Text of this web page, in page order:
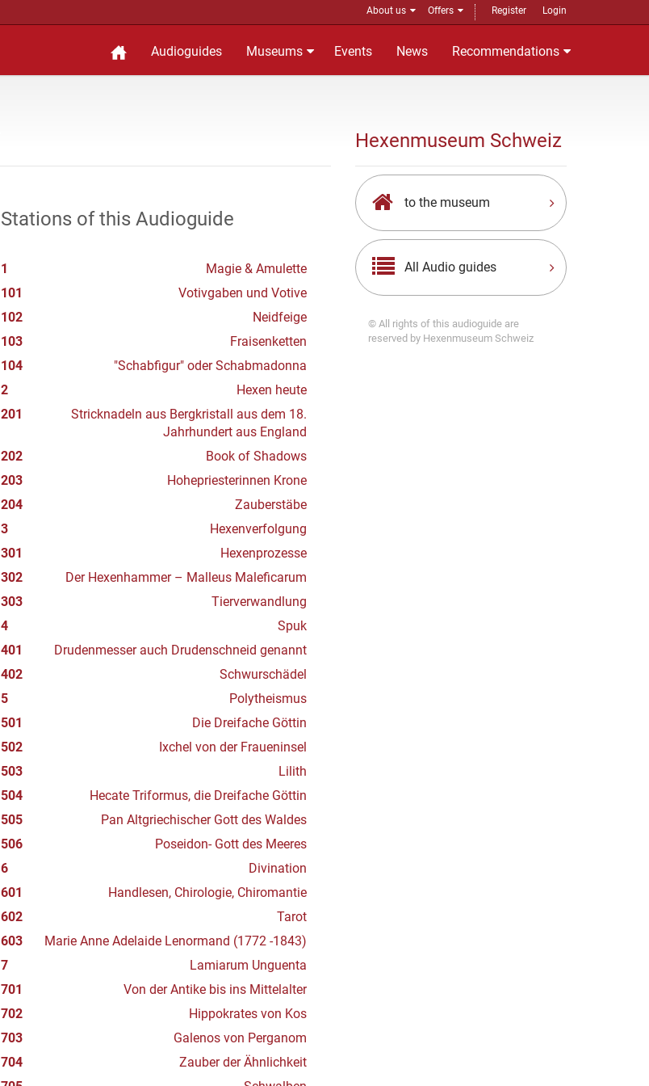
About us Offers Register Login
Audioguides Museums Events News Recommendations
Stations of this Audioguide
1
Magie & Amulette
101
Votivgaben und Votive
102
Neidfeige
103
Fraisenketten
104
"Schabfigur" oder Schabmadonna
2
Hexen heute
201
Stricknadeln aus Bergkristall aus dem 18.
Jahrhundert aus England
202
Book of Shadows
203
Hohepriesterinnen Krone
204
Zauberstäbe
3
Hexenverfolgung
301
Hexenprozesse
302
Der Hexenhammer – Malleus Maleficarum
303
Tierverwandlung
4
Spuk
401
Drudenmesser auch Drudenschneid genannt
402
Schwurschädel
5
Polytheismus
501
Die Dreifache Göttin
502
Ixchel von der Fraueninsel
503
Lilith
504
Hecate Triformus, die Dreifache Göttin
505
Pan Altgriechischer Gott des Waldes
506
Poseidon- Gott des Meeres
6
Divination
601
Handlesen, Chirologie, Chiromantie
602
Tarot
603
Marie Anne Adelaide Lenormand (1772 -1843)
7
Lamiarum Unguenta
701
Von der Antike bis ins Mittelalter
702
Hippokrates von Kos
703
Galenos von Perganom
704
Zauber der Ähnlichkeit
Hexenmuseum Schweiz
to the museum
All Audio guides
© All rights of this audioguide are
reserved by Hexenmuseum Schweiz